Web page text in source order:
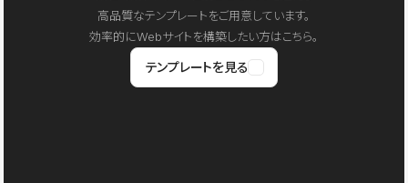
高品質なテンプレートをご用意しています。
効率的にWebサイトを構築したい方はこちら。
テンプレートを見る